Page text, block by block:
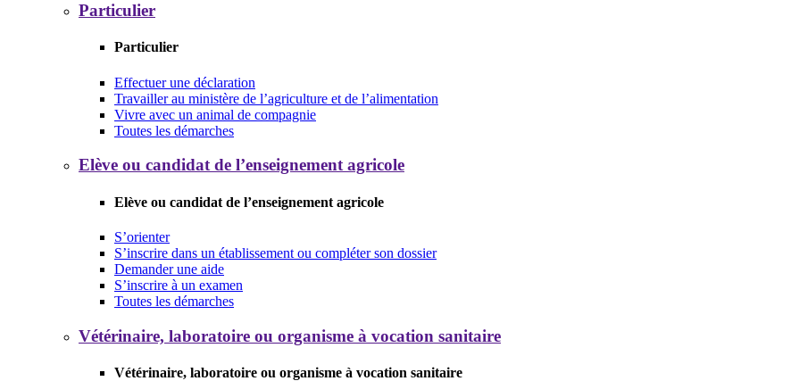
Particulier
Particulier
Effectuer une déclaration
Travailler au ministère de l’agriculture et de l’alimentation
Vivre avec un animal de compagnie
Toutes les démarches
Elève ou candidat de l’enseignement agricole
Elève ou candidat de l’enseignement agricole
S’orienter
S’inscrire dans un établissement ou compléter son dossier
Demander une aide
S’inscrire à un examen
Toutes les démarches
Vétérinaire, laboratoire ou organisme à vocation sanitaire
Vétérinaire, laboratoire ou organisme à vocation sanitaire